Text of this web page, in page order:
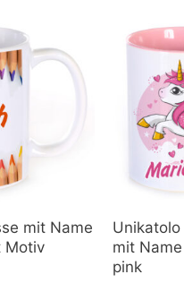
mit Name
Motiv
Unikatolo
mit
pink